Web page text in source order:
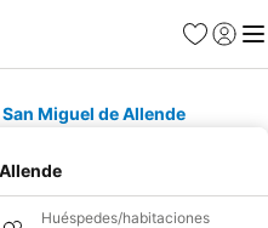
Favoritos
Iniciar
Miguel de Allende
Huéspedes/habitaciones